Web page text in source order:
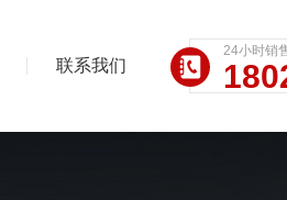
联系我们
24小时销